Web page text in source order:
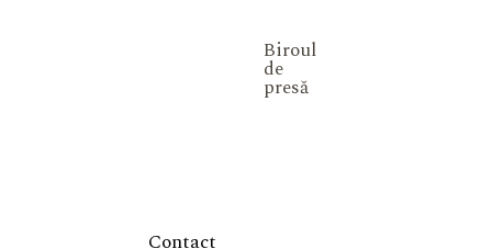
Biroul
de
presă
Contact